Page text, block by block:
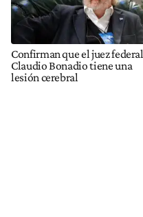
Confirman que el juez federal
Claudio Bonadio tiene una
lesión cerebral